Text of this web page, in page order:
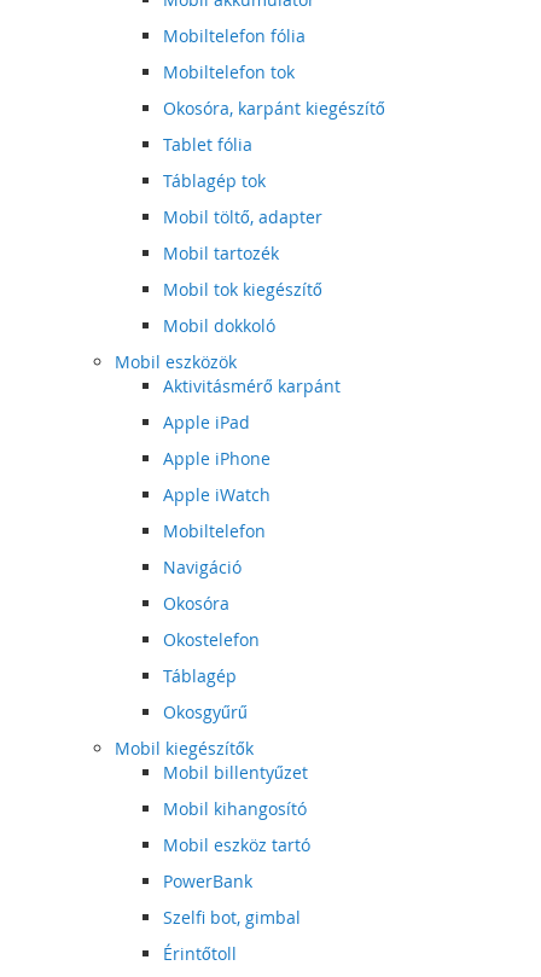
Mobiltelefon fólia
Mobiltelefon tok
Okosóra, karpánt kiegészítő
Tablet fólia
Táblagép tok
Mobil töltő, adapter
Mobil tartozék
Mobil tok kiegészítő
Mobil dokkoló
Mobil eszközök
Aktivitásmérő karpánt
Apple iPad
Apple iPhone
Apple iWatch
Mobiltelefon
Navigáció
Okosóra
Okostelefon
Táblagép
Okosgyűrű
Mobil kiegészítők
Mobil billentyűzet
Mobil kihangosító
Mobil eszköz tartó
PowerBank
Szelfi bot, gimbal
Érintőtoll